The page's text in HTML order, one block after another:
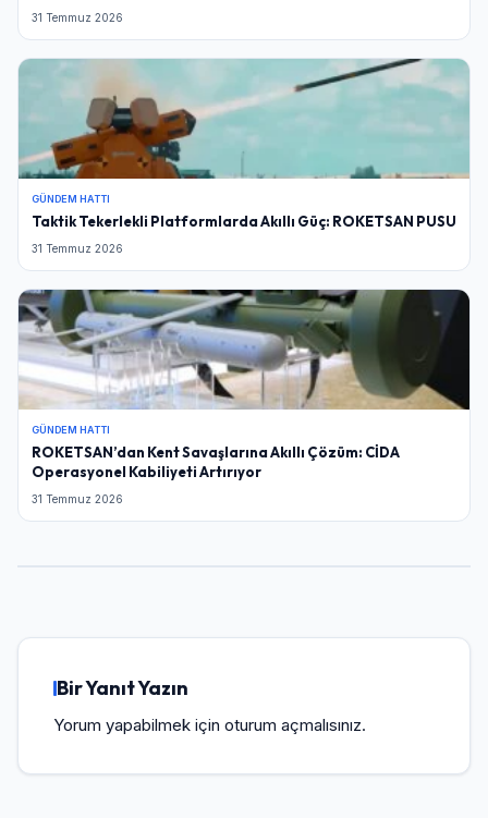
31 Temmuz 2026
GÜNDEM HATTI
Taktik Tekerlekli Platformlarda Akıllı Güç: ROKETSAN PUSU
31 Temmuz 2026
GÜNDEM HATTI
ROKETSAN’dan Kent Savaşlarına Akıllı Çözüm: CİDA
Operasyonel Kabiliyeti Artırıyor
31 Temmuz 2026
Bir Yanıt Yazın
Yorum yapabilmek için oturum açmalısınız.